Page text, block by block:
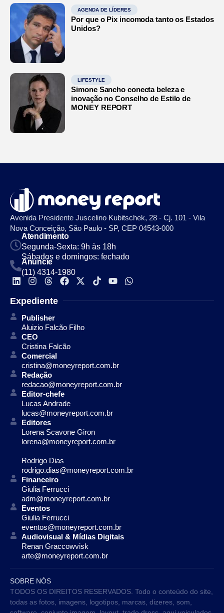
AGENDA DE LÍDERES
Por que o Pix incomoda tanto os Estados
Unidos?
LIFESTYLE
Simone Sancho conecta beleza e
inovação no Conselho de Estilo de
MONEY REPORT
Avenida Presidente Juscelino Kubitschek, 28 - Cj. 101 - Vila
Nova Conceição, São Paulo - SP, CEP 04543-000
Atendimento
Segunda-Sexta: 9h às 18h
Sábados e domingos: fechado
Anuncie
(11) 4314-1980
Expediente
Publisher
Aluizio Falcão Filho
CEO
Cristina Falcão
Comercial
cristina@moneyreport.com.br
Redação
redacao@moneyreport.com.br
Editor-chefe
Lucas Andrade
lucas@moneyreport.com.br
Editores
Lorena Scavone Giron
lorena@moneyreport.com.br
Rodrigo Dias
rodrigo.dias@moneyreport.com.br
Financeiro
Giulia Ferrucci
adm@moneyreport.com.br
Eventos
Giulia Ferrucci
eventos@moneyreport.com.br
Audiovisual & Mídias Digitais
Renan Graccowvisk
arte@moneyreport.com.br
SOBRE NÓS
TODOS OS DIREITOS RESERVADOS. Todo o conteúdo do site,
todas as fotos, imagens, logotipos, marcas, dizeres, som,